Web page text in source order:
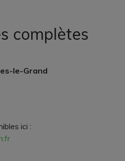
complètes
le-Grand
ici :